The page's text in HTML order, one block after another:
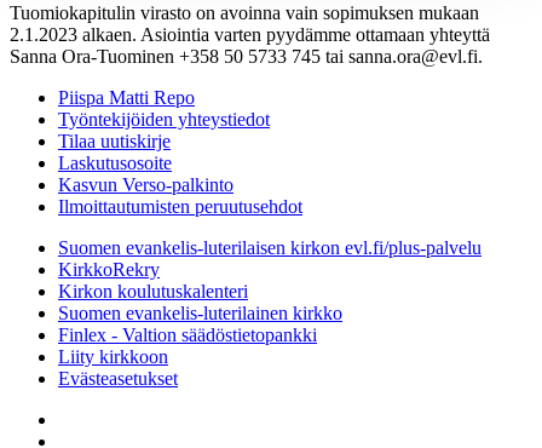
Tuomiokapitulin virasto on avoinna vain sopimuksen mukaan
2.1.2023 alkaen. Asiointia varten pyydämme ottamaan yhteyttä
Sanna Ora-Tuominen +358 50 5733 745 tai sanna.ora@evl.fi.
Piispa Matti Repo
Työntekijöiden yhteystiedot
Tilaa uutiskirje
Laskutusosoite
Kasvun Verso-palkinto
Ilmoittautumisten peruutusehdot
Suomen evankelis-luterilaisen kirkon evl.fi/plus-palvelu
KirkkoRekry
Kirkon koulutuskalenteri
Suomen evankelis-luterilainen kirkko
Finlex - Valtion säädöstietopankki
Liity kirkkoon
Evästeasetukset